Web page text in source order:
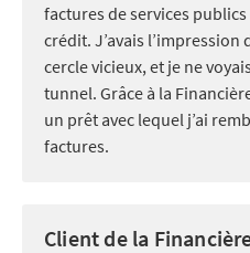
factures de services
crédit. J’avais l’impression
cercle vicieux, et je ne
tunnel. Grâce à la
un prêt avec lequel j’ai
factures.
Client de la